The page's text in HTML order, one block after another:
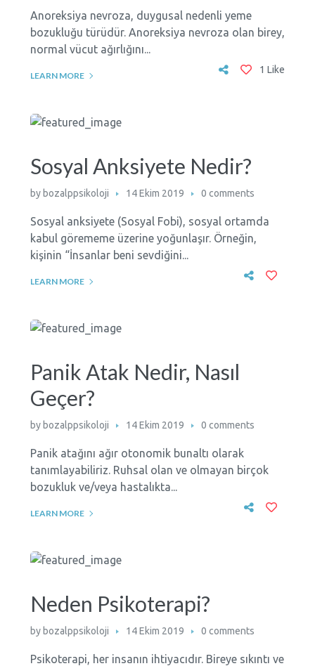
Anoreksiya nevroza, duygusal nedenli yeme
bozukluğu türüdür. Anoreksiya nevroza olan birey,
normal vücut ağırlığını...
LEARN MORE
1 Like
Sosyal Anksiyete Nedir?
by bozalppsikoloji 14 Ekim 2019 0 comments
Sosyal anksiyete (Sosyal Fobi), sosyal ortamda
kabul görememe üzerine yoğunlaşır. Örneğin,
kişinin “İnsanlar beni sevdiğini...
LEARN MORE
Panik Atak Nedir, Nasıl
Geçer?
by bozalppsikoloji 14 Ekim 2019 0 comments
Panik atağını ağır otonomik bunaltı olarak
tanımlayabiliriz. Ruhsal olan ve olmayan birçok
bozukluk ve/veya hastalıkta...
LEARN MORE
Neden Psikoterapi?
by bozalppsikoloji 14 Ekim 2019 0 comments
Psikoterapi, her insanın ihtiyacıdır. Bireye sıkıntı ve